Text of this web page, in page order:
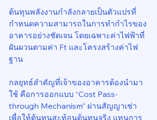
ต้นทุนพลังงานกำลังกลายเป็นตัวแปรที่
กำหนดความสามารถในการทำกำไรของ
อาคารอย่างชัดเจน โดยเฉพาะค่าไฟฟ้าที่
ผันผวนตามค่า Ft และโครงสร้างค่าไฟ
ฐาน
กลยุทธ์สำคัญที่เจ้าของอาคารต้องนำมา
ใช้ คือการออกแบบ “Cost Pass-
through Mechanism” ผ่านสัญญาเช่า
เพื่อให้ต้นทุนสะท้อนต้นทุนจริง แทนการ